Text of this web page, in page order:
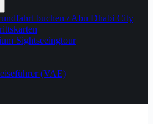
buchen / Abu Dhabi City
Sightseeingtour
(VAE)